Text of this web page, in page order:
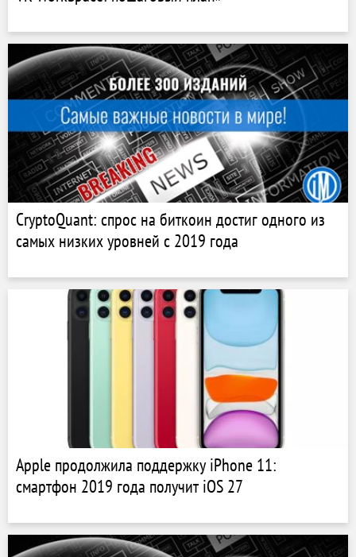
CryptoQuant: спрос на биткоин достиг одного из
самых низких уровней с 2019 года
Apple продолжила поддержку iPhone 11:
смартфон 2019 года получит iOS 27